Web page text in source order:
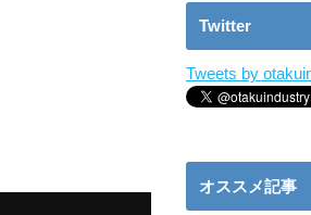
Twitter
Tweets by
オススメ記事